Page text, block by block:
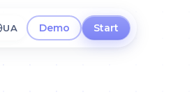
UA Demo Start